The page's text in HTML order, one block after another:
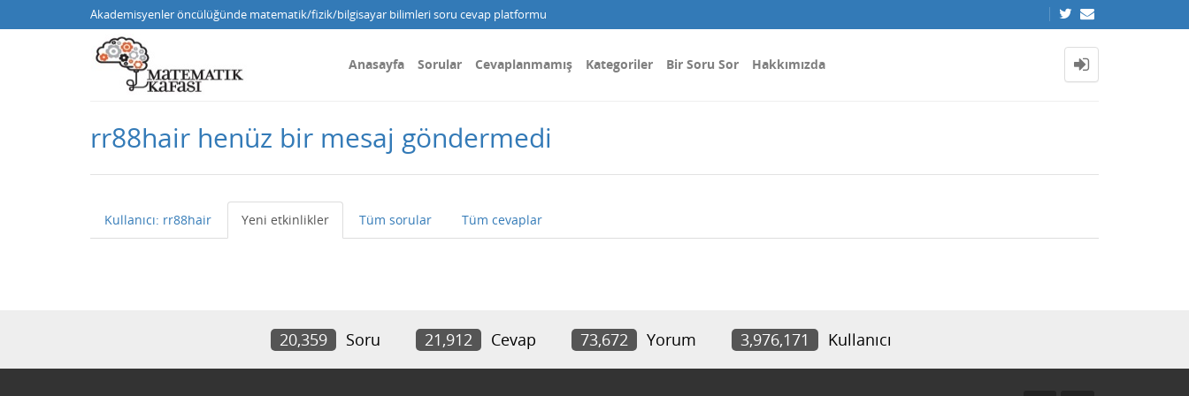
Akademisyenler öncülüğünde matematik/fizik/bilgisayar bilimleri soru cevap platformu
Anasayfa Sorular Cevaplanmamış Kategoriler Bir Soru Sor Hakkımızda
rr88hair henüz bir mesaj göndermedi
Kullanıcı: rr88hair Yeni etkinlikler Tüm sorular Tüm cevaplar
20,359 Soru 21,912 Cevap 73,672 Yorum 3,976,171 Kullanıcı